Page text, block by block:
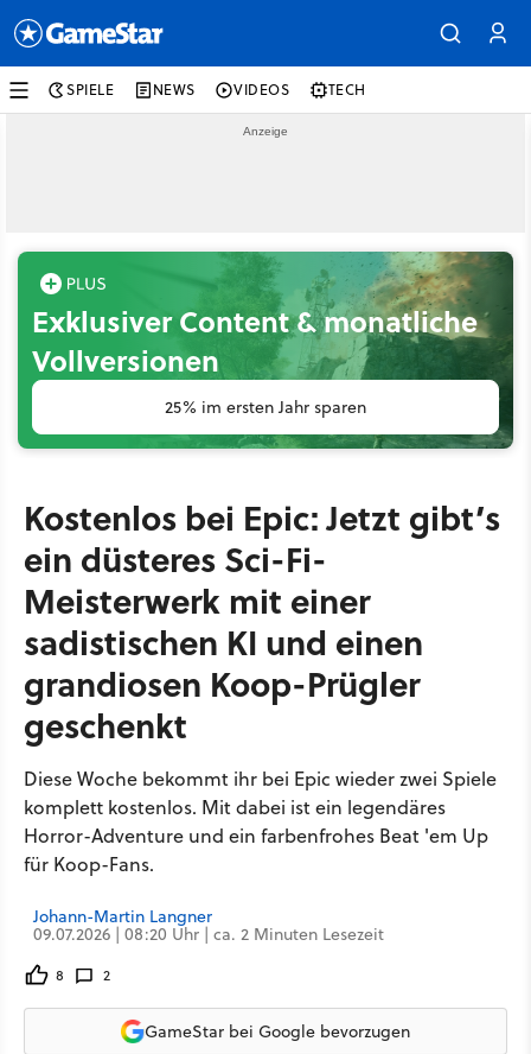
SPIELE NEWS VIDEOS TECH
Exklusiver Content & monatliche
Vollversionen
25% im ersten Jahr sparen
Kostenlos bei Epic: Jetzt gibt’s
ein düsteres Sci-Fi-
Meisterwerk mit einer
sadistischen KI und einen
grandiosen Koop-Prügler
geschenkt
Diese Woche bekommt ihr bei Epic wieder zwei Spiele
komplett kostenlos. Mit dabei ist ein legendäres
Horror-Adventure und ein farbenfrohes Beat 'em Up
für Koop-Fans.
Johann-Martin Langner
09.07.2026 | 08:20 Uhr | ca. 2 Minuten Lesezeit
8 2
GameStar bei Google bevorzugen